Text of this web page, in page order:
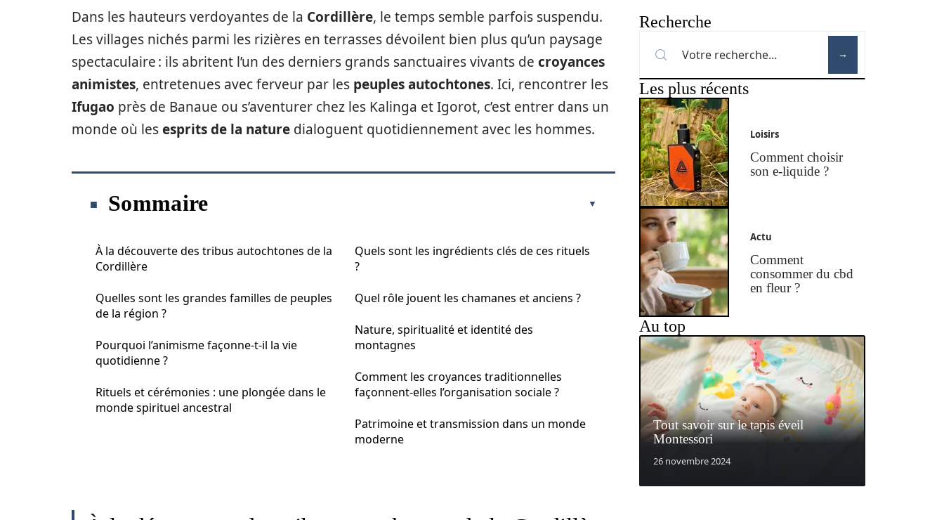
Dans les hauteurs verdoyantes de la Cordillère, le temps semble parfois suspendu.
Les villages nichés parmi les rizières en terrasses dévoilent bien plus qu’un paysage
spectaculaire : ils abritent l’un des derniers grands sanctuaires vivants de croyances
animistes, entretenues avec ferveur par les peuples autochtones. Ici, rencontrer les
Ifugao près de Banaue ou s’aventurer chez les Kalinga et Igorot, c’est entrer dans un
monde où lesesprits de la nature dialoguent quotidiennement avec les hommes.
Sommaire
À la découverte des tribus autochtones de la
Cordillère
Quelles sont les grandes familles de peuples
de la région ?
Pourquoi l’animisme façonne-t-il la vie
quotidienne ?
Rituels et cérémonies : une plongée dans le
monde spirituel ancestral
Quels sont les ingrédients clés de ces rituels
?
Quel rôle jouent les chamanes et anciens ?
Nature, spiritualité et identité des
montagnes
Comment les croyances traditionnelles
façonnent-elles l’organisation sociale ?
Patrimoine et transmission dans un monde
moderne
Recherche
Les plus récents
Loisirs
Comment choisir
son e-liquide ?
Actu
Comment
consommer du cbd
en fleur ?
Au top
Tout savoir sur le tapis éveil
Montessori
26 novembre 2024